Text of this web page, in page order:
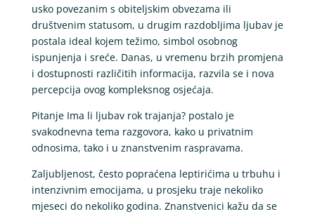
usko povezanim s obiteljskim obvezama ili
društvenim statusom, u drugim razdobljima ljubav je
postala ideal kojem težimo, simbol osobnog
ispunjenja i sreće. Danas, u vremenu brzih promjena
i dostupnosti različitih informacija, razvila se i nova
percepcija ovog kompleksnog osjećaja.
Pitanje Ima li ljubav rok trajanja? postalo je
svakodnevna tema razgovora, kako u privatnim
odnosima, tako i u znanstvenim raspravama.
Zaljubljenost, često popraćena leptirićima u trbuhu i
intenzivnim emocijama, u prosjeku traje nekoliko
mjeseci do nekoliko godina. Znanstvenici kažu da se